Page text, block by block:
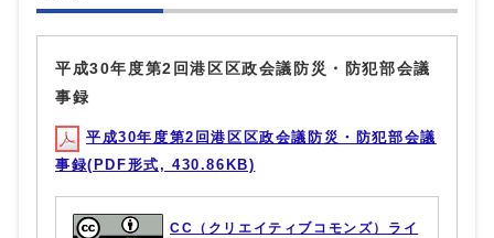
平成30年度第2回港区区政会議防災・防犯部会議
事録
平成30年度第2回港区区政会議防災・防犯部会議
事録(PDF形式, 430.86KB)
CC（クリエイティブコモンズ）ライ